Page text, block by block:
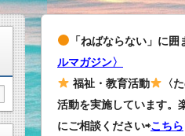
「ねばならない」に
ルマガジン〉
福祉・教育活動
〈
活動を実施しています。
にご相談ください⇨こちら